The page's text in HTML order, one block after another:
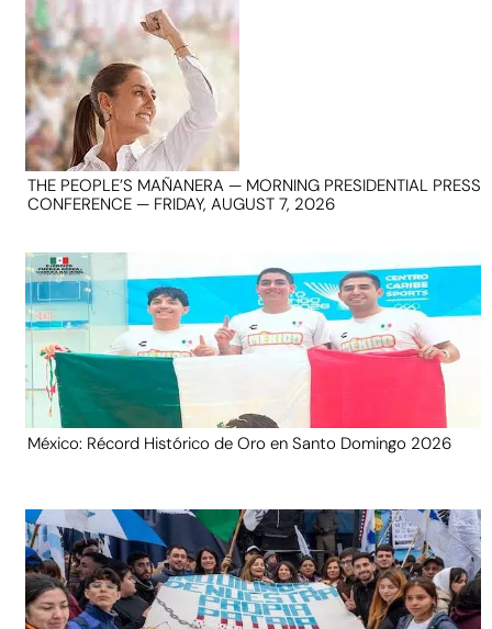
THE PEOPLE’S MAÑANERA — MORNING PRESIDENTIAL PRESS
CONFERENCE — FRIDAY, AUGUST 7, 2026
México: Récord Histórico de Oro en Santo Domingo 2026